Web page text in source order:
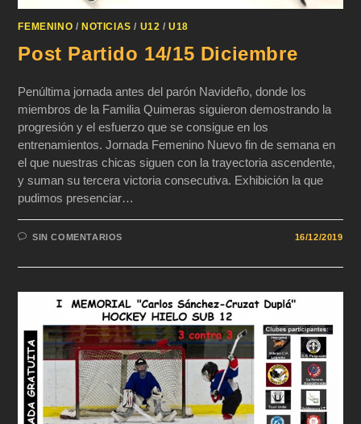
FEMENINO / NOTICIAS / U12 /U18
Post Partido 14/15 Diciembre
Penúltima jornada antes del parón Navideño, donde los
miembros de la Familia Quimeras siguieron demostrando la
progresión y el esfuerzo que se consigue en los
entrenamientos. Jornada Femenino Nuevo fin de semana en
el que nuestras chicas siguen con la trayectoria ascendente,
y suman su tercera victoria consecutiva. Exhibición la que
pudimos presenciar…
SIN COMENTARIOS 16/12/2019